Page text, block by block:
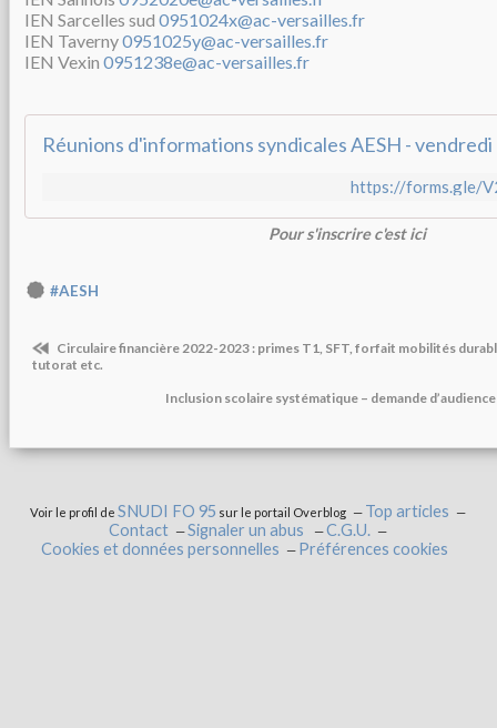
IEN Sarcelles sud 0951024x@ac-versailles.fr
IEN Taverny0951025y@ac-versailles.fr
IEN Vexin 0951238e@ac-versailles.fr
https://forms.gle/
Pour s'inscrire c'est ici
#AESH
Circulaire financière 2022-2023 : primes T1, SFT, forfait mobilités
tutorat etc.
Inclusion scolaire systématique – demande
Voir le profil deSNUDI FO 95 sur le portail Overblog
Top articles
Contact
Signaler un abus
C.G.U.
Cookies et données personnelles
Préférences cookies